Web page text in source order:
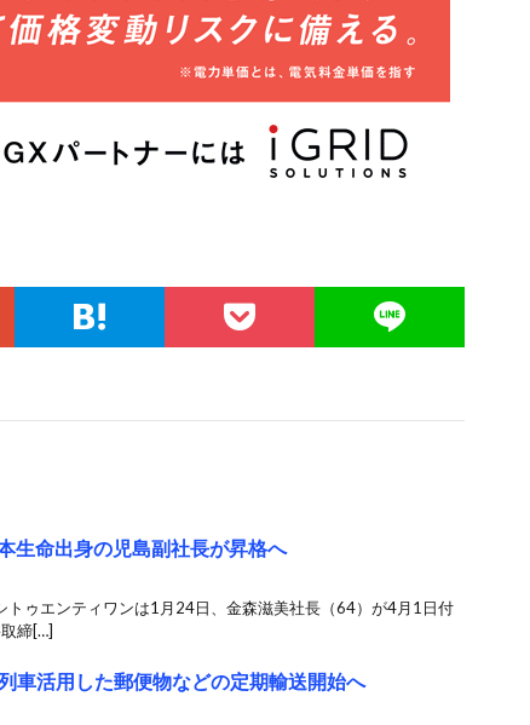
生命出身の児島副社長が昇格へ
ゥエンティワンは1月24日、金森滋美社長（64）が4月1日付
締[…]
車活用した郵便物などの定期輸送開始へ